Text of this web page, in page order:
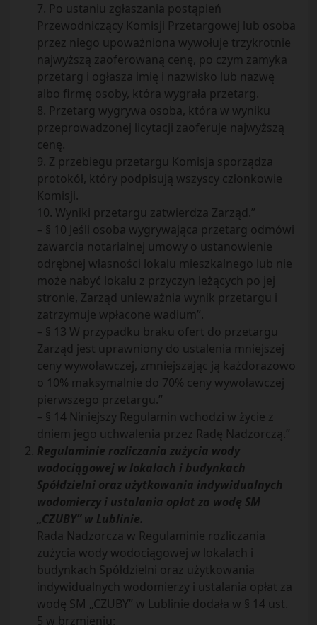
7. Po ustaniu zgłaszania postąpień
Przewodniczący Komisji Przetargowej lub osoba
przez niego upoważniona wywołuje trzykrotnie
najwyższą zaoferowaną cenę, po czym zamyka
przetarg i ogłasza imię i nazwisko lub nazwę
albo firmę osoby, która wygrała przetarg.
8. Przetarg wygrywa osoba, która w wyniku
przeprowadzonej licytacji zaoferuje najwyższą
cenę.
9. Z przebiegu przetargu Komisja sporządza
protokół, który podpisują wszyscy członkowie
Komisji.
10. Wyniki przetargu zatwierdza Zarząd.”
– § 10 Jeśli osoba wygrywająca przetarg odmówi
zawarcia notarialnej umowy o ustanowienie
odrębnej własności lokalu mieszkalnego lub nie
może nabyć lokalu z przyczyn leżących po jej
stronie, Zarząd unieważnia wynik przetargu i
zatrzymuje wpłacone wadium”.
– § 13 W przypadku braku ofert do przetargu
Zarząd jest uprawniony do ustalenia mniejszej
ceny wywoławczej, zmniejszając ją każdorazowo
o 10% maksymalnie do 70% ceny wywoławczej
pierwszego przetargu.”
– § 14 Niniejszy Regulamin wchodzi w życie z
dniem jego uchwalenia przez Radę Nadzorczą.”
Regulaminie rozliczania zużycia wody
wodociągowej w lokalach i budynkach
Spółdzielni oraz użytkowania indywidualnych
wodomierzy i ustalania opłat za wodę SM
„CZUBY” w Lublinie.
Rada Nadzorcza w Regulaminie rozliczania
zużycia wody wodociągowej w lokalach i
budynkach Spółdzielni oraz użytkowania
indywidualnych wodomierzy i ustalania opłat za
wodę SM „CZUBY” w Lublinie dodała w § 14 ust.
5 w brzmieniu: